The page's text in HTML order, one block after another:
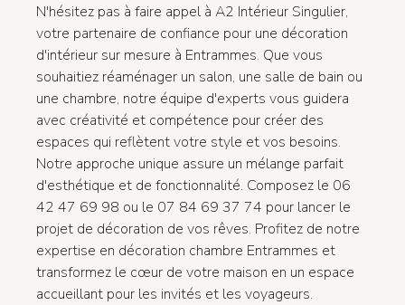
N'hésitez pas à faire appel à A2 Intérieur Singulier,
votre partenaire de confiance pour une décoration
d'intérieur sur mesure à Entrammes. Que vous
souhaitiez réaménager un salon, une salle de bain ou
une chambre, notre équipe d'experts vous guidera
avec créativité et compétence pour créer des
espaces qui reflètent votre style et vos besoins.
Notre approche unique assure un mélange parfait
d'esthétique et de fonctionnalité. Composez le 06
42 47 69 98 ou le 07 84 69 37 74 pour lancer le
projet de décoration de vos rêves. Profitez de notre
expertise en décoration chambre Entrammes et
transformez le cœur de votre maison en un espace
accueillant pour les invités et les voyageurs.